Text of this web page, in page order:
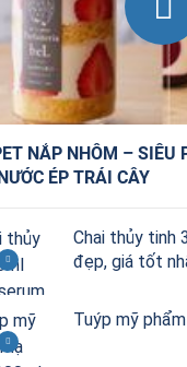
NẮP NHÔM – SIÊU
ÉP TRÁI CÂY
Chai thủy tinh
đẹp, giá tốt
Tuýp mỹ